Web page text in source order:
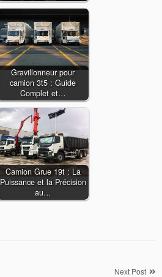
Gravillonneur pour
camion 3t5 : Guide
Complet et…
Camion Grue 19t : La
Puissance et la Précision
au…
Next Post